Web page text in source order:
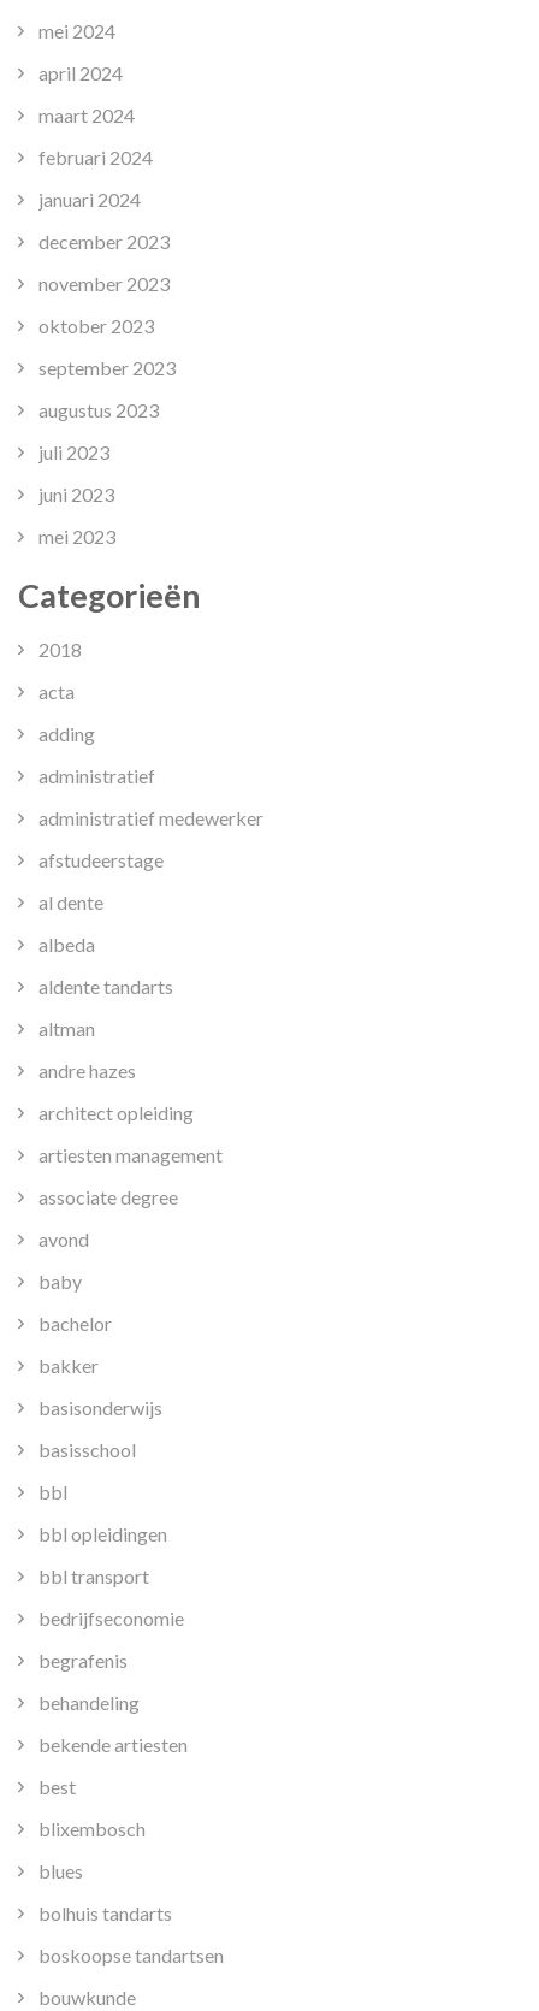
mei 2024
april 2024
maart 2024
februari 2024
januari 2024
december 2023
november 2023
oktober 2023
september 2023
augustus 2023
juli 2023
juni 2023
mei 2023
Categorieën
2018
acta
adding
administratief
administratief medewerker
afstudeerstage
al dente
albeda
aldente tandarts
altman
andre hazes
architect opleiding
artiesten management
associate degree
avond
baby
bachelor
bakker
basisonderwijs
basisschool
bbl
bbl opleidingen
bbl transport
bedrijfseconomie
begrafenis
behandeling
bekende artiesten
best
blixembosch
blues
bolhuis tandarts
boskoopse tandartsen
bouwkunde